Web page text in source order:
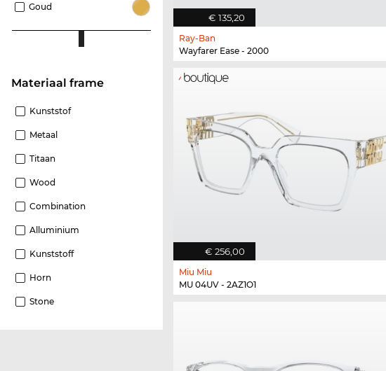
Goud
Materiaal frame
Kunststof
Metaal
Titaan
Wood
Combination
Alluminium
Kunststoff
Horn
Stone
€ 135,20
Ray-Ban
Wayfarer Ease - 2000
€ 256,00
Miu Miu
MU 04UV - 2AZ1O1